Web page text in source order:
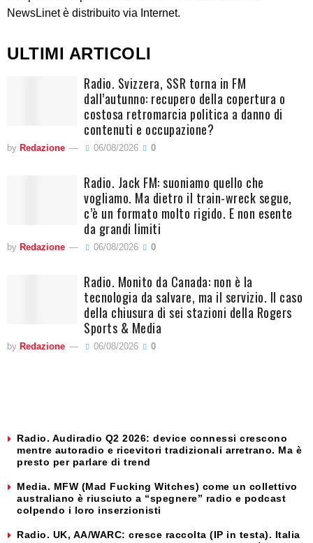
NewsLinet è distribuito via Internet.
ULTIMI ARTICOLI
Radio. Svizzera, SSR torna in FM
dall’autunno: recupero della copertura o
costosa retromarcia politica a danno di
contenuti e occupazione?
by Redazione 06/08/2026 0
Radio. Jack FM: suoniamo quello che
vogliamo. Ma dietro il train-wreck segue,
c’è un formato molto rigido. E non esente
da grandi limiti
by Redazione 06/08/2026 0
Radio. Monito da Canada: non è la
tecnologia da salvare, ma il servizio. Il caso
della chiusura di sei stazioni della Rogers
Sports & Media
by Redazione 06/08/2026 0
Radio. Audiradio Q2 2026: device connessi crescono
mentre autoradio e ricevitori tradizionali arretrano. Ma è
presto per parlare di trend
Media. MFW (Mad Fucking Witches) come un collettivo
australiano è riusciuto a “spegnere” radio e podcast
colpendo i loro inserzionisti
Radio. UK, AA/WARC: cresce raccolta (IP in testa). Italia